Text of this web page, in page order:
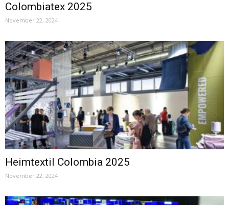
Colombiatex 2025
November 22, 2024
Heimtextil Colombia 2025
November 22, 2024